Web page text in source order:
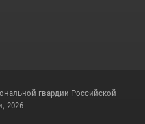
гвардии Российской
2026